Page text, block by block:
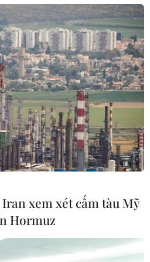
Nam 2026
giành
đấu ở Thái
thêm
XÃ VIỆT NAM
xem xét cấm tàu Mỹ
Hormuz